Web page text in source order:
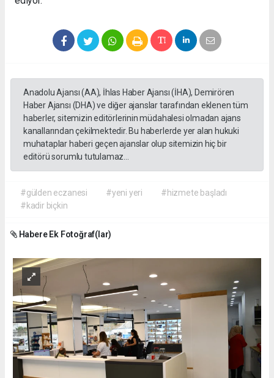
Anadolu Ajansı (AA), İhlas Haber Ajansı (İHA), Demirören
Haber Ajansı (DHA) ve diğer ajanslar tarafından eklenen tüm
haberler, sitemizin editörlerinin müdahalesi olmadan ajans
kanallarından çekilmektedir. Bu haberlerde yer alan hukuki
muhataplar haberi geçen ajanslar olup sitemizin hiç bir
editörü sorumlu tutulamaz...
#gülden eczanesi #yeni yeri
#hizmete başladı
#kadir biçkin
Habere Ek Fotoğraf(lar)